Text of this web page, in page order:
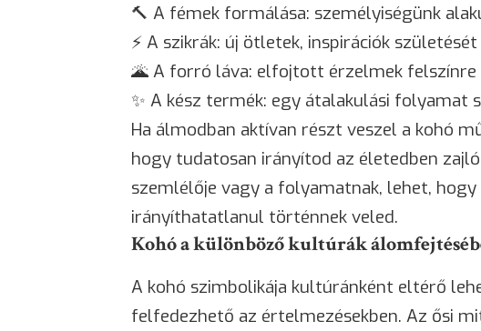
🔨 A fémek formálása: személyiségünk
⚡ A szikrák: új ötletek, inspirációk
🌋 A forró láva: elfojtott érzelmek
✨ A kész termék: egy átalakulási folyamat
Ha álmodban aktívan részt veszel a kohó
hogy tudatosan irányítod az életedben
szemlélője vagy a folyamatnak, lehet,
irányíthatatlanul történnek veled.
Kohó a különböző kultúrák
A kohó szimbolikája kultúránként eltérő
felfedezhető az értelmezésekben. Az ősi